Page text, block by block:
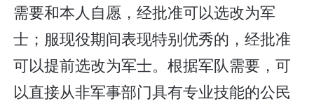
需要和本人自愿，经批准可以选改为军
士；服现役期间表现特别优秀的，经批准
可以提前选改为军士。根据军队需要，可
以直接从非军事部门具有专业技能的公民